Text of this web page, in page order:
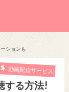
ションも
動画配信サービス
する方法!